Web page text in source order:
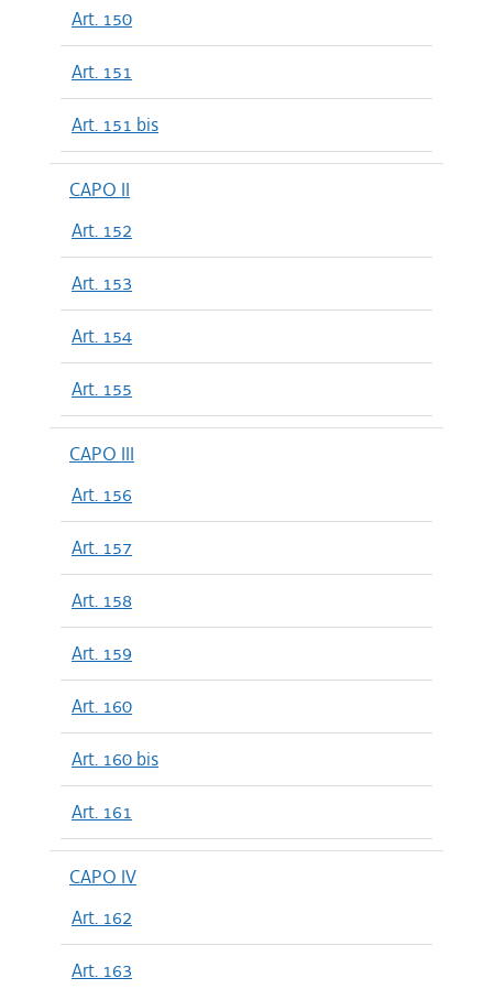
Art. 150
Art. 151
Art. 151 bis
CAPO II
Art. 152
Art. 153
Art. 154
Art. 155
CAPO III
Art. 156
Art. 157
Art. 158
Art. 159
Art. 160
Art. 160 bis
Art. 161
CAPO IV
Art. 162
Art. 163